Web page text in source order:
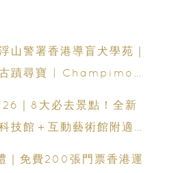
山警署香港導盲犬學苑｜
蹟尋寶 | Champimom
｜8大必去景點！全新
技館＋互動藝術館附適合
免費200張門票香港運